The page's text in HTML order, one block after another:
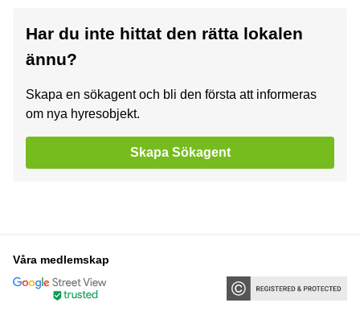
Har du inte hittat den rätta lokalen
ännu?
Skapa en sökagent och bli den första att informeras
om nya hyresobjekt.
Skapa Sökagent
Våra medlemskap